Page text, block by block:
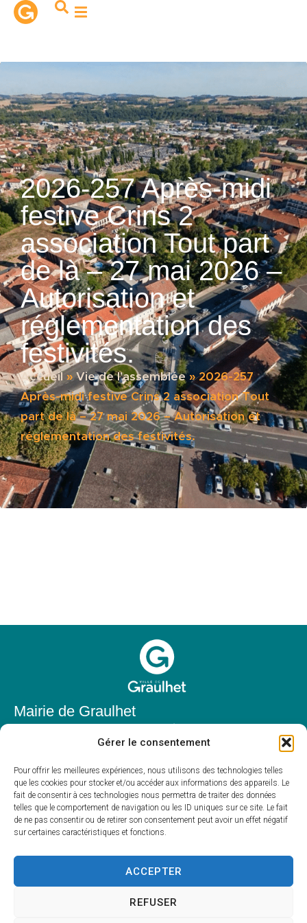
Gérer le consentement
Pour offrir les meilleures expériences, nous utilisons des technologies telles
que les cookies pour stocker et/ou accéder aux informations des appareils. Le
fait de consentir à ces technologies nous permettra de traiter des données
telles que le comportement de navigation ou les ID uniques sur ce site. Le fait
de ne pas consentir ou de retirer son consentement peut avoir un effet négatif
sur certaines caractéristiques et fonctions.
ACCEPTER
REFUSER
principal
2026-257 Après-midi
festive Crins 2
association Tout part
de là – 27 mai 2026 –
Autorisation et
réglementation des
festivités.
Accueil »Vie de l'assemblée»2026-257
Après-midi festive Crins 2 association Tout
part de là – 27 mai 2026 – Autorisation et
réglementation des festivités.
Mairie de Graulhet
81300 Graulhet
05 63 42 85 50
mairie@mairie-graulhet.fr
Horaires d'ouverture
Du lundi au vendredi :